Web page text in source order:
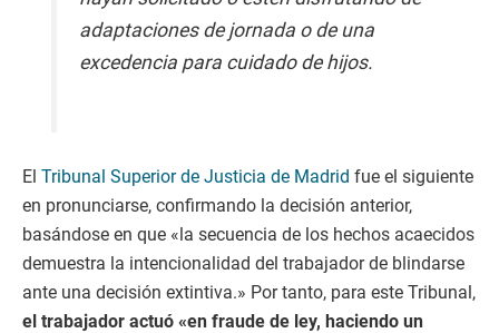
adaptaciones de jornada o de una
excedencia para cuidado de hijos.
El Tribunal Superior de Justicia de Madrid fue el siguiente
en pronunciarse, confirmando la decisión anterior,
basándose en que «la secuencia de los hechos acaecidos
demuestra la intencionalidad del trabajador de blindarse
ante una decisión extintiva.» Por tanto, para este Tribunal,
el trabajador actuó «en fraude de ley, haciendo un